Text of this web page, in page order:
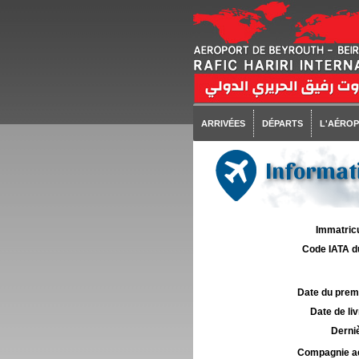
ARRIVÉES DÉPARTS
Code IATA
Date du
Date de
Compagnie